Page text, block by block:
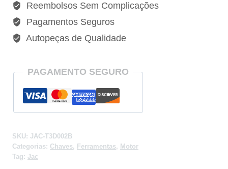
JAC-
T3D002B
quantidade
Reembolsos Sem Complicações
Pagamentos Seguros
Autopeças de Qualidade
PAGAMENTO SEGURO
SKU: JAC-T3D002B
Categorias: Chaves, Ferramentas, Motor
Tag: Jac